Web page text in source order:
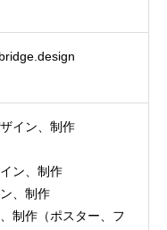
イン、制作
ン、制作
、制作
制作（ポスター、フ